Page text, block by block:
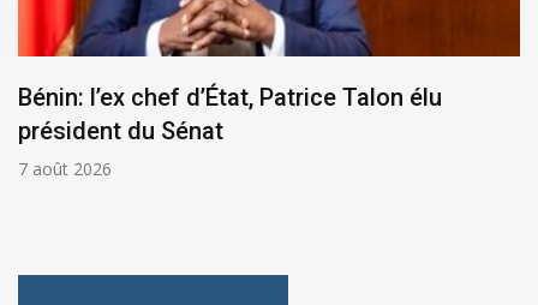
Bénin: l’ex chef d’État, Patrice Talon élu
président du Sénat
7 août 2026